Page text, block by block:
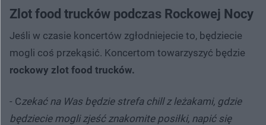
Zlot food trucków podczas Rockowej Nocy
Jeśli w czasie koncertów zgłodniejecie to, będziecie
mogli coś przekąsić. Koncertom towarzyszyć będzie
rockowy zlot food trucków.
- Czekać na Was będzie strefa chill z leżakami, gdzie
będziecie mogli zjeść znakomite posiłki, napić się